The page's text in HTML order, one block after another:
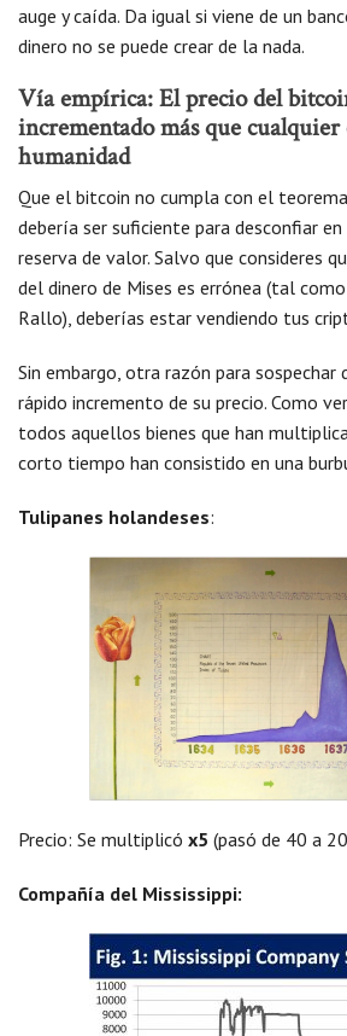
auge y caída. Da igual si viene de un
dinero no se puede crear de la nada.
Vía empírica: El precio del
incrementado más que
humanidad
Que el bitcoin no cumpla con el
debería ser suficiente para desconfiar en
reserva de valor. Salvo que consideres
del dinero de Mises es errónea (tal
Rallo), deberías estar vendiendo tus
Sin embargo, otra razón para sospechar
rápido incremento de su precio. Como
todos aquellos bienes que han
corto tiempo han consistido en una
Tulipanes holandeses:
Precio: Se multiplicó x5 (pasó de 40 a
Compañía del Mississippi: